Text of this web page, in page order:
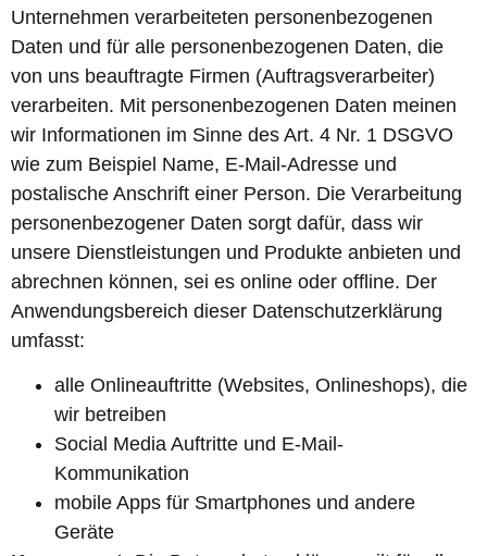
Unternehmen verarbeiteten personenbezogenen
Daten und für alle personenbezogenen Daten, die
von uns beauftragte Firmen (Auftragsverarbeiter)
verarbeiten. Mit personenbezogenen Daten meinen
wir Informationen im Sinne des Art. 4 Nr. 1 DSGVO
wie zum Beispiel Name, E-Mail-Adresse und
postalische Anschrift einer Person. Die Verarbeitung
personenbezogener Daten sorgt dafür, dass wir
unsere Dienstleistungen und Produkte anbieten und
abrechnen können, sei es online oder offline. Der
Anwendungsbereich dieser Datenschutzerklärung
umfasst:
alle Onlineauftritte (Websites, Onlineshops), die
wir betreiben
Social Media Auftritte und E-Mail-
Kommunikation
mobile Apps für Smartphones und andere
Geräte